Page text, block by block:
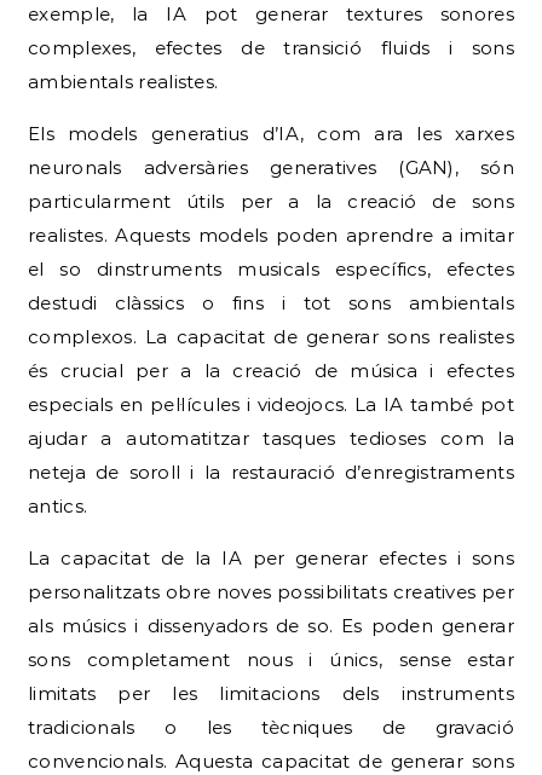
exemple, la IA pot generar textures sonores
complexes, efectes de transició fluids i sons
ambientals realistes.
Els models generatius d’IA, com ara les xarxes
neuronals adversàries generatives (GAN), són
particularment útils per a la creació de sons
realistes. Aquests models poden aprendre a imitar
el so dinstruments musicals específics, efectes
destudi clàssics o fins i tot sons ambientals
complexos. La capacitat de generar sons realistes
és crucial per a la creació de música i efectes
especials en pel·lícules i videojocs. La IA també pot
ajudar a automatitzar tasques tedioses com la
neteja de soroll i la restauració d’enregistraments
antics.
La capacitat de la IA per generar efectes i sons
personalitzats obre noves possibilitats creatives per
als músics i dissenyadors de so. Es poden generar
sons completament nous i únics, sense estar
limitats per les limitacions dels instruments
tradicionals o les tècniques de gravació
convencionals. Aquesta capacitat de generar sons